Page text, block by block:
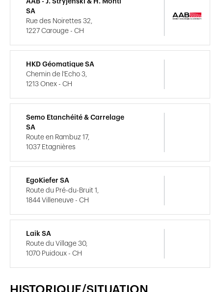
SA
Rue des Noirettes 32,
1227 Carouge - CH
HKD Géomatique SA
Chemin de l'Echo 3,
1213 Onex - CH
Semo Etanchéité & Carrelage
SA
Route en Rambuz 17,
1037 Etagnières
EgoKiefer SA
Route du Pré-du-Bruit 1,
1844 Villeneuve - CH
Laik SA
Route du Village 30,
1070 Puidoux - CH